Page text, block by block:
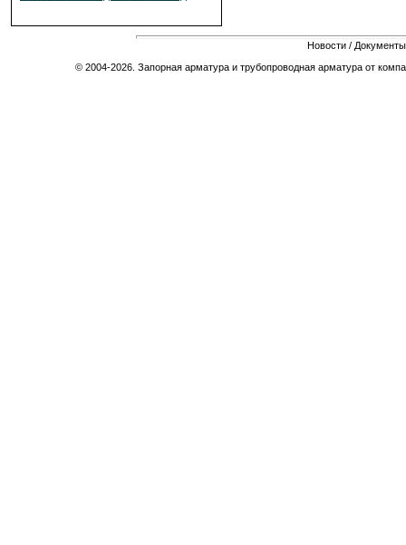
Новости / Документы
© 2004-2026. Запорная арматура и трубопроводная арматура от